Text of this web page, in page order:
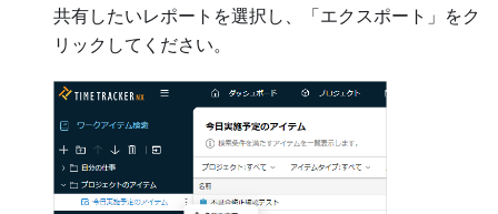
共有したいレポートを選択し、「エクスポート」をク
リックしてください。